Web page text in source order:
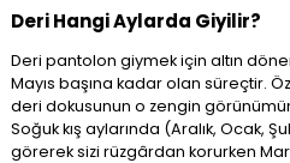
Deri Hangi Aylarda Giyilir?
Deri pantolon giymek için altın
Mayıs başına kadar olan süreçtir.
deri dokusunun o zengin
Soğuk kış aylarında (Aralık, Ocak,
görerek sizi rüzgârdan korurken